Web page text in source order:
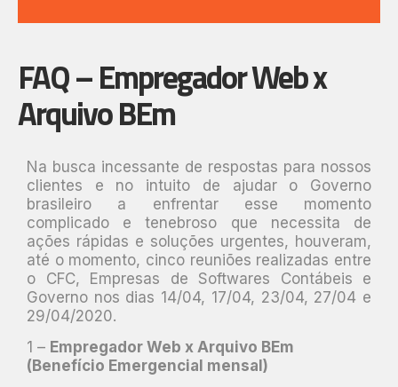
FAQ – Empregador Web x
Arquivo BEm
Na busca incessante de respostas para nossos
clientes e no intuito de ajudar o Governo
brasileiro a enfrentar esse momento
complicado e tenebroso que necessita de
ações rápidas e soluções urgentes, houveram,
até o momento, cinco reuniões realizadas entre
o CFC, Empresas de Softwares Contábeis e
Governo nos dias 14/04, 17/04, 23/04, 27/04 e
29/04/2020.
1 – Empregador Web x Arquivo BEm
(Benefício Emergencial mensal)